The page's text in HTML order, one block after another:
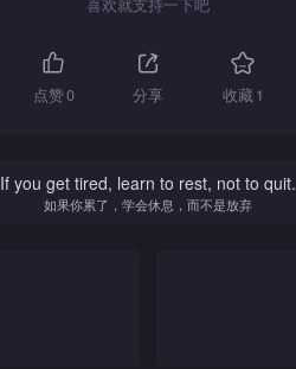
喜欢就支持一下吧
点赞0 分享 收藏1
If you get tired, learn to rest, not to quit.
如果你累了，学会休息，而不是放弃